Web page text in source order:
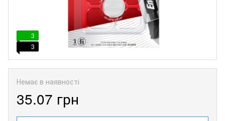
3
3
Немає в наявності
35.07 грн